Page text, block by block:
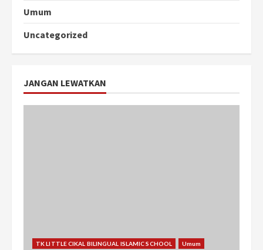
Umum
Uncategorized
JANGAN LEWATKAN
TK LITTLE CIKAL BILINGUAL ISLAMIC SCHOOL Umum